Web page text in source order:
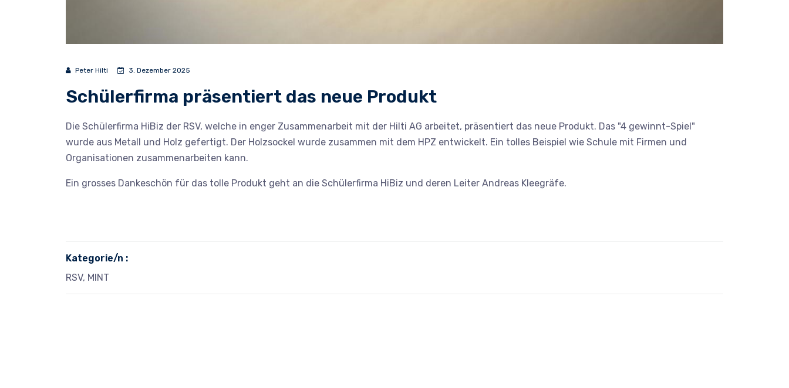
Peter Hilti 3. Dezember 2025
Schülerfirma präsentiert das neue Produkt
Die Schülerfirma HiBiz der RSV, welche in enger Zusammenarbeit mit der Hilti AG arbeitet, präsentiert das neue Produkt. Das "4 gewinnt-Spiel"
wurde aus Metall und Holz gefertigt. Der Holzsockel wurde zusammen mit dem HPZ entwickelt. Ein tolles Beispiel wie Schule mit Firmen und
Organisationen zusammenarbeiten kann.
Ein grosses Dankeschön für das tolle Produkt geht an die Schülerfirma HiBiz und deren Leiter Andreas Kleegräfe.
Kategorie/n :
RSV, MINT